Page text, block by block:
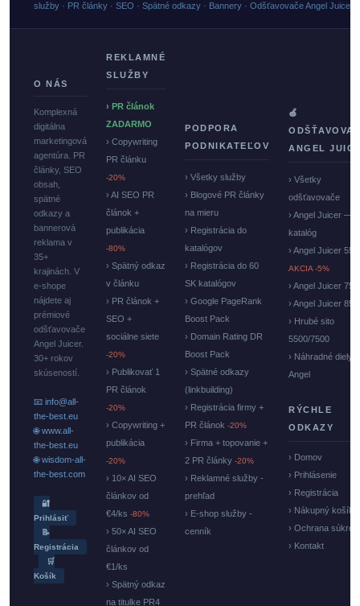
služby · PR články · SEO · Spätné odkazy · Bannery · Odšťavovače Angel Juicer
O NÁS
Komplexná
digitálna
marketingová
agentúra. PR
články, SEO
obsah,
spätné
odkazy a
bannerová
reklama v
35+
krajinách. V
e-shope
nájdete aj
prémiové
odšťavovače
Angel Juicer.
30+ rokov
skúseností.
📧 info@all-
the-best.eu
🌐 www.all-
the-best.eu
🌐 wisdom-all-
the-best.com
🔐
Prihlásiť
📝
Registrácia
🛒
Košík
REKLAMNÉ
SLUŽBY
› PR článok
ZADARMO
› Copywriting
PR článku
-20%
› AI SEO PR
článok +
publikácia
-80%
› Spätný odkaz
v článku
› PR článok +
SEO +
sociálne siete
-20%
› Publikovať 1
PR článok
-20%
› Copywriting +
publikácia
-20%
› 10× AI SEO
článkov od
€4/ks -80%
› 50× AI SEO
článkov od
€1/ks
› Spätný odkaz
na titulke PR4
PODPORA
PODNIKATEĽOV
› Všetky služby
› Blogové PR články
na mieru
› Registrácia do
katalógov
› Registrácia do 60
SK katalógov
› Google PageRank
Boost Pack
› Domain Rating DR
Boost Pack
› Spätné odkazy
(linkbuilding)
› Registrácia firmy +
PR článok -20%
› Firma + topovanie +
2 PR články -20%
› Reklamné služby -
prehľad
› E-shop služby -
cenník
🍏
ANGEL
› Všetky
odšťavovače
› Angel Juicer —
katalóg
› Angel Juicer
AKCIA -5%
› Angel Juicer
› Angel Juicer
› Hrubé sito
5500/7500
› Náhradné diely
Angel
RÝCHLE
ODKAZY
› Domov
› Prihlásenie
› Registrácia
› Nákupný košík
› Ochrana
› Kontakt